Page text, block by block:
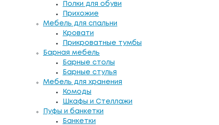
Полки для обуви
Прихожие
Мебель для спальни
Кровати
Прикроватные тумбы
Барная мебель
Барные столы
Барные стулья
Мебель для хранения
Комоды
Шкафы и Стеллажи
Пуфы и банкетки
Банкетки